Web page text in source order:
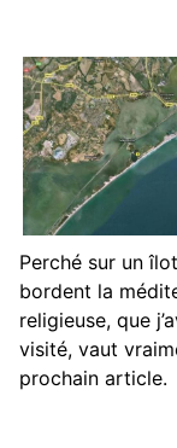
Perché sur un
bordent la
religieuse, que
visité, vaut
prochain article.